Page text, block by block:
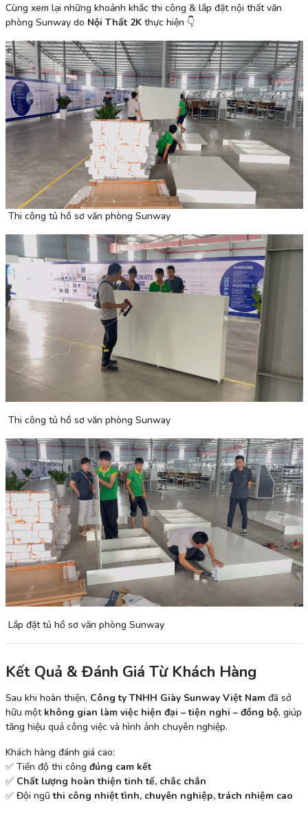
Cùng xem lại những khoảnh khắc thi công & lắp đặt nội thất văn
phòng Sunway do Nội Thất 2Kthực hiện 👇
Thi công tủ hồ sơ văn phòng Sunway
Thi công tủ hồ sơ văn phòng Sunway
Lắp đặt tủ hồ sơ văn phòng Sunway
Kết Quả & Đánh Giá Từ Khách Hàng
Sau khi hoàn thiện, Công ty TNHH Giày Sunway Việt Namđã sở
hữu một không gian làm việc hiện đại – tiện nghi – đồng bộ, giúp
tăng hiệu quả công việc và hình ảnh chuyên nghiệp.
Khách hàng đánh giá cao:
✅ Tiến độ thi công đúng cam kết
✅ Chất lượng hoàn thiện tinh tế, chắc chắn
✅ Đội ngũthi công nhiệt tình, chuyên nghiệp, trách nhiệm cao